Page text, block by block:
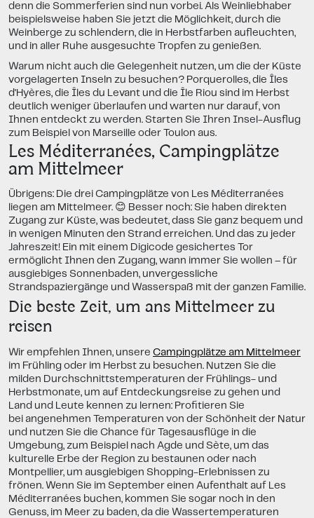
denn die Sommerferien sind nun vorbei. Als Weinliebhaber
beispielsweise haben Sie jetzt die Möglichkeit, durch die
Weinberge zu schlendern, die in Herbstfarben aufleuchten,
und in aller Ruhe ausgesuchte Tropfen zu genießen.
Warum nicht auch die Gelegenheit nutzen, um die der Küste
vorgelagerten Inseln zu besuchen? Porquerolles, die Îles
d'Hyères, die Îles du Levant und die Île Riou sind im Herbst
deutlich weniger überlaufen und warten nur darauf, von
Ihnen entdeckt zu werden. Starten Sie Ihren Insel-Ausflug
zum Beispiel von Marseille oder Toulon aus.
Les Méditerranées, Campingplätze
am Mittelmeer
Übrigens: Die drei Campingplätze von Les Méditerranées
liegen am Mittelmeer. 😊 Besser noch: Sie haben direkten
Zugang zur Küste, was bedeutet, dass Sie ganz bequem und
in wenigen Minuten den Strand erreichen. Und das zu jeder
Jahreszeit! Ein mit einem Digicode gesichertes Tor
ermöglicht Ihnen den Zugang, wann immer Sie wollen – für
ausgiebiges Sonnenbaden, unvergessliche
Strandspaziergänge und Wasserspaß mit der ganzen Familie.
Die beste Zeit, um ans Mittelmeer zu
reisen
Wir empfehlen Ihnen, unsere Campingplätze am Mittelmeer
im Frühling oder im Herbst zu besuchen. Nutzen Sie die
milden Durchschnittstemperaturen der Frühlings- und
Herbstmonate, um auf Entdeckungsreise zu gehen und
Land und Leute kennen zu lernen: Profitieren Sie
bei angenehmen Temperaturen von der Schönheit der Natur
und nutzen Sie die Chance für Tagesausflüge in die
Umgebung, zum Beispiel nach Agde und Sète, um das
kulturelle Erbe der Region zu bestaunen oder nach
Montpellier, um ausgiebigen Shopping-Erlebnissen zu
frönen. Wenn Sie im September einen Aufenthalt auf Les
Méditerranées buchen, kommen Sie sogar noch in den
Genuss, im Meer zu baden, da die Wassertemperaturen